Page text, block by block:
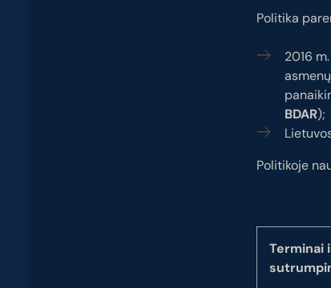
Politika
2016
BDAR);
Politikoje
Terminai